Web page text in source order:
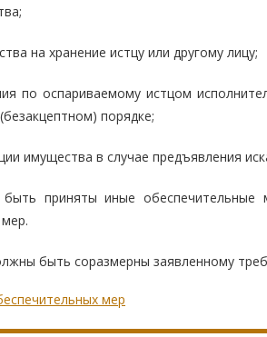
на хранение истцу или другому лицу;
по оспариваемому истцом
порядке;
имущества в случае предъявления
приняты иные
быть соразмерны заявленному
мер